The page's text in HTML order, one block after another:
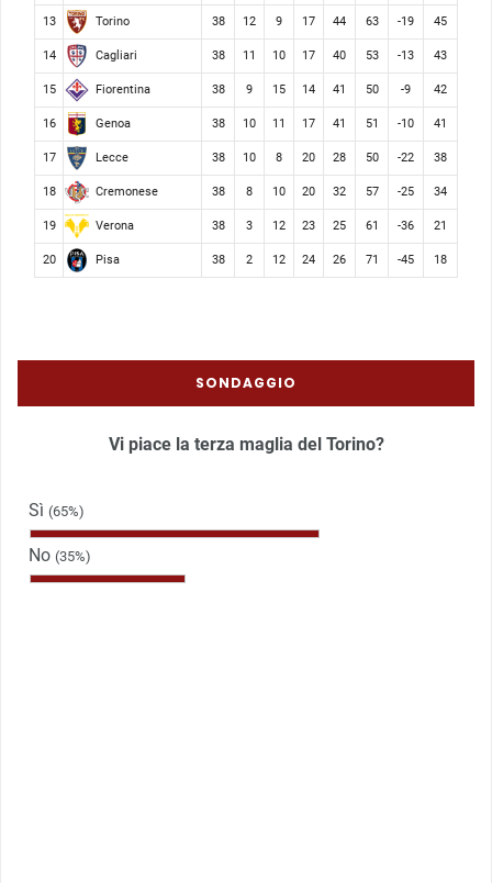
13 Torino 38 12 9 17 44 63 -19 45
14 Cagliari 38 11 10 17 40 53 -13 43
15 Fiorentina 38 9 15 14 41 50 -9 42
16 Genoa 38 10 11 17 41 51 -10 41
17 Lecce 38 10 8 20 28 50 -22 38
18 Cremonese 38 8 10 20 32 57 -25 34
19 Verona 38 3 12 23 25 61 -36 21
20 Pisa 38 2 12 24 26 71 -45 18
SONDAGGIO
Vi piace la terza maglia del Torino?
Sì (65%)
No (35%)